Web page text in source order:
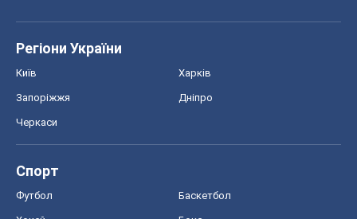
Регіони України
Київ Харків
Запоріжжя Дніпро
Черкаси
Спорт
Футбол Баскетбол